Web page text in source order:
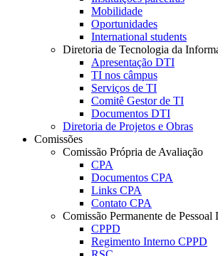
Mobilidade
Oportunidades
International students
Diretoria de Tecnologia da
Apresentação DTI
TI nos câmpus
Serviços de TI
Comitê Gestor de TI
Documentos DTI
Diretoria de Projetos e Obras
Comissões
Comissão Própria de Avaliação
CPA
Documentos CPA
Links CPA
Contato CPA
Comissão Permanente de Pessoal
CPPD
Regimento Interno CPPD